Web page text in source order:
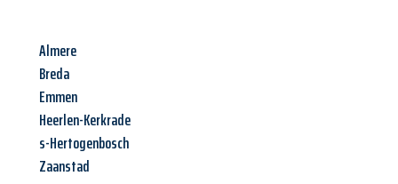
Almere
Breda
Emmen
Heerlen-Kerkrade
s-Hertogenbosch
Zaanstad